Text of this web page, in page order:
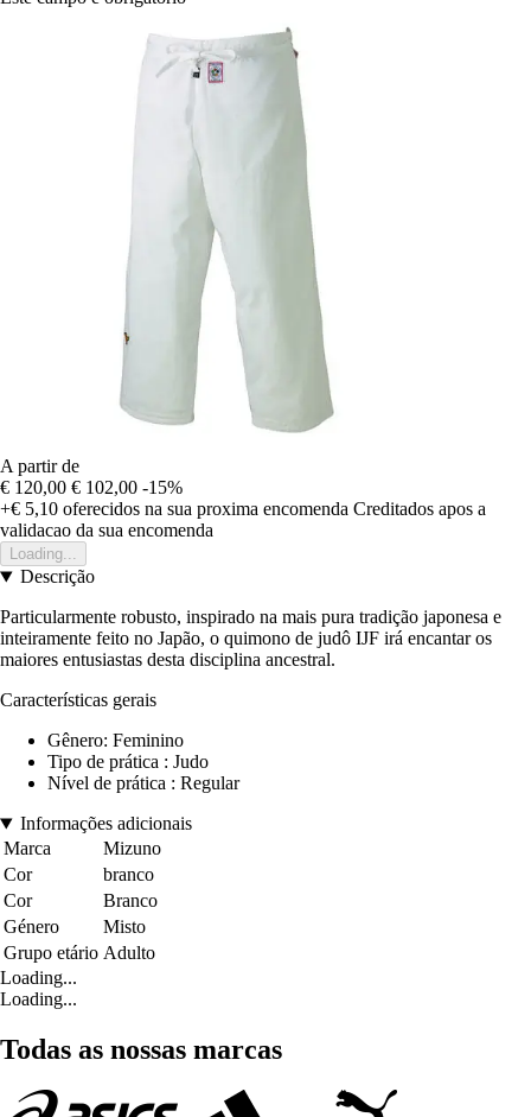
A partir de
€ 120,00 € 102,00 -15%
+€ 5,10 oferecidos na sua proxima encomenda Creditados apos a
validacao da sua encomenda
Loading...
Descrição
Particularmente robusto, inspirado na mais pura tradição japonesa e
inteiramente feito no Japão, o quimono de judô IJF irá encantar os
maiores entusiastas desta disciplina ancestral.
Características gerais
Gênero: Feminino
Tipo de prática : Judo
Nível de prática : Regular
Informações adicionais
Marca
Mizuno
Cor
branco
Cor
Branco
Género
Misto
Grupo etário Adulto
Loading...
Loading...
Todas as nossas marcas